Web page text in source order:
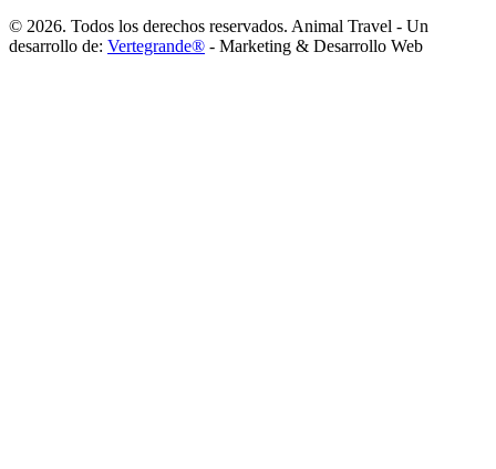
© 2026. Todos los derechos reservados. Animal Travel - Un
desarrollo de: Vertegrande® - Marketing & Desarrollo Web